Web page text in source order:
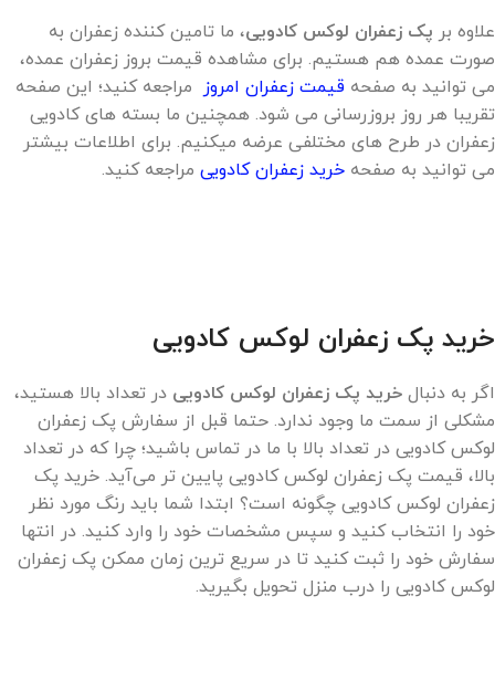
علاوه بر پک زعفران لوکس کادویی، ما تامین کننده زعفران به
صورت عمده هم هستیم. برای مشاهده قیمت بروز زعفران عمده،
می توانید به صفحه قیمت زعفران امروز
مراجعه کنید؛ این صفحه
تقریبا هر روز بروزرسانی می شود. همچنین ما بسته های کادویی
زعفران در طرح های مختلفی عرضه میکنیم. برای اطلاعات بیشتر
می توانید به صفحه خرید زعفران کادویی مراجعه کنید.
خرید پک زعفران لوکس کادویی
اگر به دنبال خرید پک زعفران لوکس کادویی در تعداد بالا هستید،
مشکلی از سمت ما وجود ندارد. حتما قبل از سفارش پک زعفران
لوکس کادویی در تعداد بالا با ما در تماس باشید؛ چرا که در تعداد
بالا، قیمت پک زعفران لوکس کادویی پایین تر می‌آید. خرید پک
زعفران لوکس کادویی چگونه است؟ ابتدا شما باید رنگ مورد نظر
خود را انتخاب کنید و سپس مشخصات خود را وارد کنید. در انتها
سفارش خود را ثبت کنید تا در سریع ترین زمان ممکن پک زعفران
لوکس کادویی را درب منزل تحویل بگیرید.